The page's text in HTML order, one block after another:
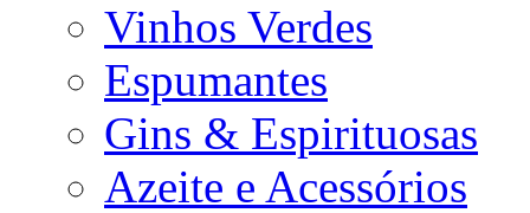
Vinhos Verdes
Espumantes
Gins & Espirituosas
Azeite e Acessórios